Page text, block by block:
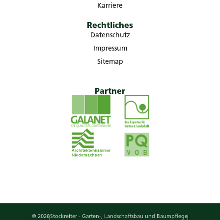
Karriere
Rechtliches
Datenschutz
Impressum
Sitemap
Partner
© 2026Stockreiter - Garten-, Landschaftsbau und Baumpflege